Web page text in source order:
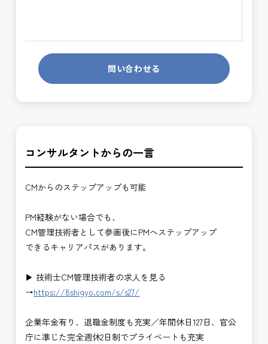
問い合わせる
コンサルタントからの一言
CMからのステップアップも可能
PM経験がない場合でも、
CM管理技術者として参画後にPMへステップアップ
できるキャリアパスがあります。
▶ 技術士CM管理技術者の求人を見る
→https://8shigyo.com/s/s27/
企業年金有り、退職金制度も充実／年間休日127日、官公
庁に準じた完全週休2日制でプライベートも充実